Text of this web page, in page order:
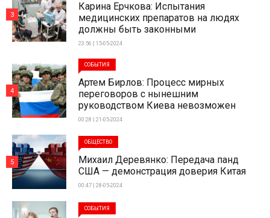
Карина Ерчкова: Испытания
медицинских препаратов на людях
должны быть законными
23:56 | 15-05-2024
3
СОБЫТИЯ
Артем Бирлов: Процесс мирных
переговоров с нынешним
руководством Киева невозможен
00:28 | 21-05-2024
4
ОБЩЕСТВО
Михаил Деревянко: Передача панд
США — демонстрация доверия Китая
00:47 | 28-05-2024
5
СОБЫТИЯ